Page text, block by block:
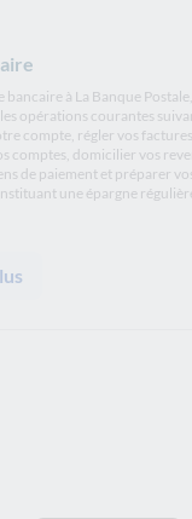
à La Banque Postale,
opérations courantes
compte, régler vos
comptes, domicilier vos
de paiement et préparer
une épargne
solutions de La Banque
- Les solutions de La